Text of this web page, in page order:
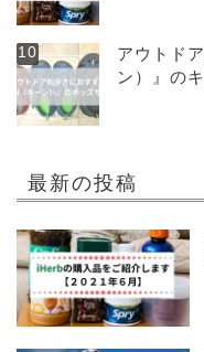
アウトド
ン）』の
最新の投稿